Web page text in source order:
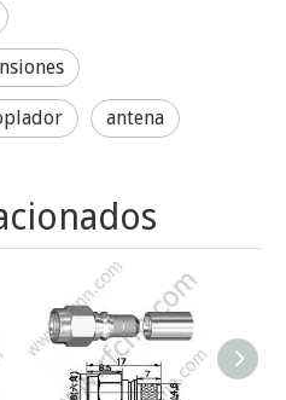
antena